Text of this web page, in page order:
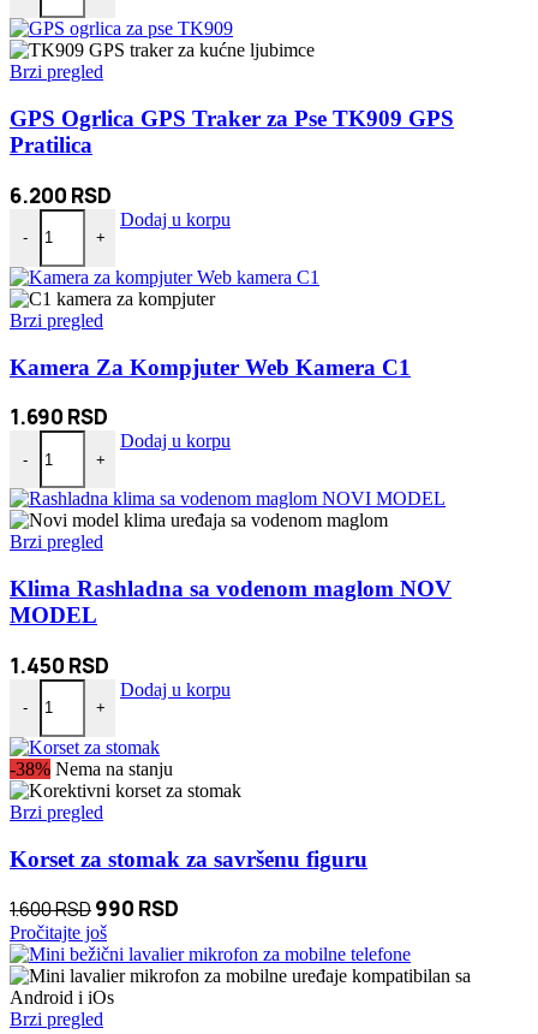
Brzi pregled
GPS Ogrlica GPS Traker za Pse TK909 GPS
Pratilica
6.200 RSD
-
GPS Ogrlica GPS Traker za Pse TK909 GPS Pratilica količina
+
Dodaj u korpu
Brzi pregled
Kamera Za Kompjuter Web Kamera C1
1.690 RSD
-
Kamera Za Kompjuter Web Kamera C1 količina
+
Dodaj u korpu
Brzi pregled
Klima Rashladna sa vodenom maglom NOV
MODEL
1.450 RSD
-
Klima Rashladna sa vodenom maglom NOV MODEL količina
+
Dodaj u korpu
-38% Nema na stanju
Brzi pregled
Korset za stomak za savršenu figuru
1.600RSDOriginalna
cena
je
bila:
1.600 RSD.
990 RSD
je:
990 RSD.
Pročitajte još
Brzi pregled